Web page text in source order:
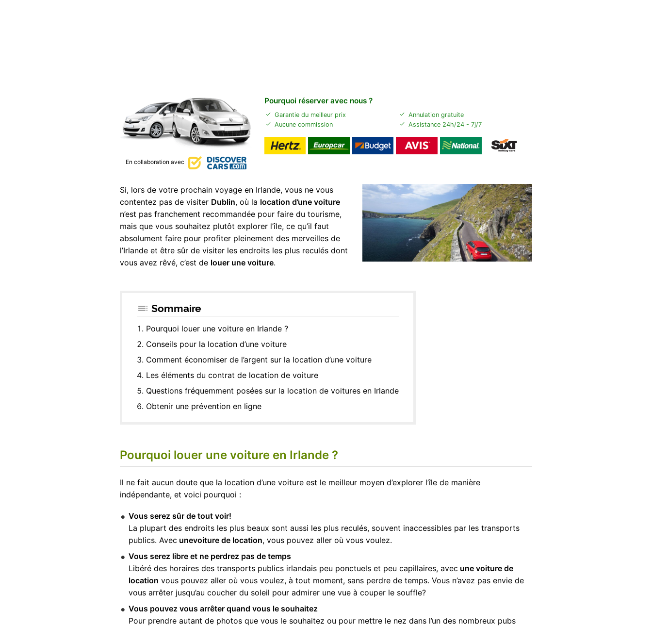
En collaboration avec
Pourquoi réserver avec nous ?
Garantie du meilleur prix
Annulation gratuite
Aucune commission
Assistance 24h/24 - 7j/7
Si, lors de votre prochain voyage en Irlande, vous ne vous
contentez pas de visiter Dublin, où la location d’une voiture
n’est pas franchement recommandée pour faire du tourisme,
mais que vous souhaitez plutôt explorer l’île, ce qu’il faut
absolument faire pour profiter pleinement des merveilles de
l’Irlande et être sûr de visiter les endroits les plus reculés dont
vous avez rêvé, c’est de louer une voiture.
Sommaire
Pourquoi louer une voiture en Irlande ?
Conseils pour la location d’une voiture
Comment économiser de l’argent sur la location d’une voiture
Les éléments du contrat de location de voiture
Questions fréquemment posées sur la location de voitures en Irlande
Obtenir une prévention en ligne
Pourquoi louer une voiture en Irlande ?
Il ne fait aucun doute que la location d’une voiture est le meilleur moyen d’explorer l’île de manière
indépendante, et voici pourquoi :
Vous serez sûr de tout voir!
La plupart des endroits les plus beaux sont aussi les plus reculés, souvent inaccessibles par les transports
publics. Avec unevoiture de location, vous pouvez aller où vous voulez.
Vous serez libre et ne perdrez pas de temps
Libéré des horaires des transports publics irlandais peu ponctuels et peu capillaires, avec une voiture de
location vous pouvez aller où vous voulez, à tout moment, sans perdre de temps. Vous n’avez pas envie de
vous arrêter jusqu’au coucher du soleil pour admirer une vue à couper le souffle?
Vous pouvez vous arrêter quand vous le souhaitez
Pour prendre autant de photos que vous le souhaitez ou pour mettre le nez dans l’un des nombreux pubs